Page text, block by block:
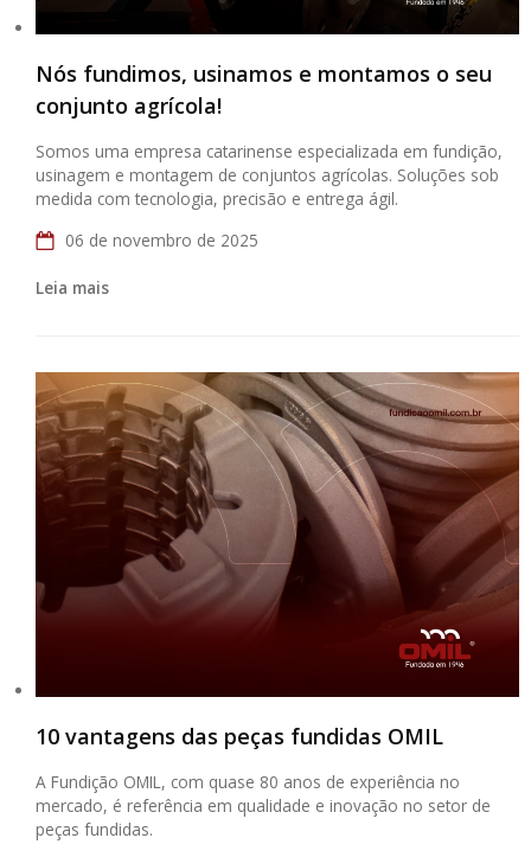
Nós fundimos, usinamos e montamos o seu
conjunto agrícola!
Somos uma empresa catarinense especializada em fundição,
usinagem e montagem de conjuntos agrícolas. Soluções sob
medida com tecnologia, precisão e entrega ágil.
06 de novembro de 2025
Leia mais
10 vantagens das peças fundidas OMIL
A Fundição OMIL, com quase 80 anos de experiência no
mercado, é referência em qualidade e inovação no setor de
peças fundidas.